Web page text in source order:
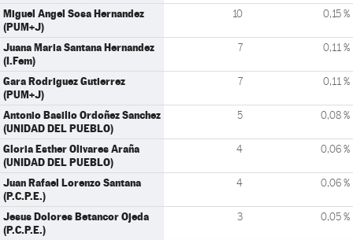
Miguel Angel Sosa Hernandez
(PUM+J)
10 0,15 %
Juana Maria Santana Hernandez
(I.Fem)
7 0,11 %
Gara Rodriguez Gutierrez
(PUM+J)
7 0,11 %
Antonio Basilio Ordoñez Sanchez
(UNIDAD DEL PUEBLO)
5 0,08 %
Gloria Esther Olivares Araña
(UNIDAD DEL PUEBLO)
4 0,06 %
Juan Rafael Lorenzo Santana
(P.C.P.E.)
4 0,06 %
Jesus Dolores Betancor Ojeda
(P.C.P.E.)
3 0,05 %